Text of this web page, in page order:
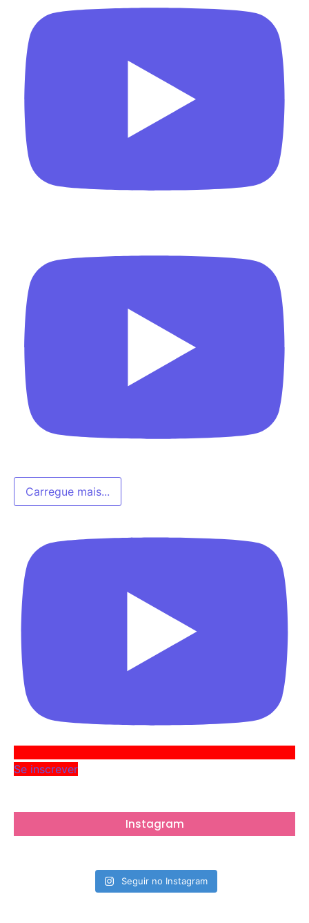
Carregue mais...
Se inscrever
Instagram
Seguir no Instagram